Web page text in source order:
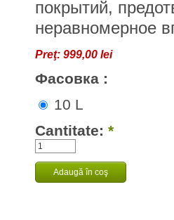
покрытий,
неравномерное
Preţ: 999,00 lei
Фасовка :
10 L
Cantitate: *